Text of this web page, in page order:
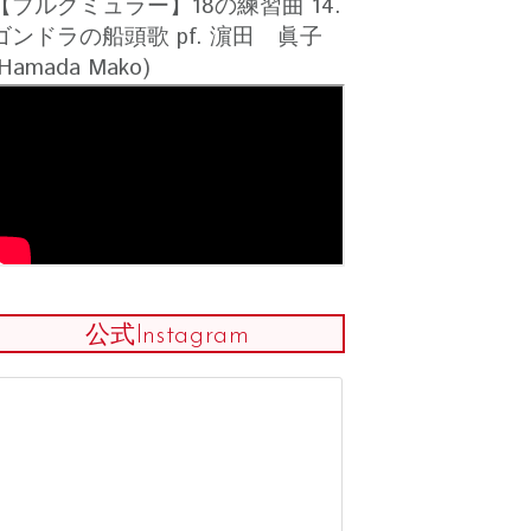
ンドラの船頭歌 pf. 濵田 眞子
Mako)
公式Instagram